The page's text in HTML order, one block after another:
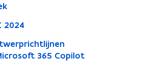
2024
365 Copilot